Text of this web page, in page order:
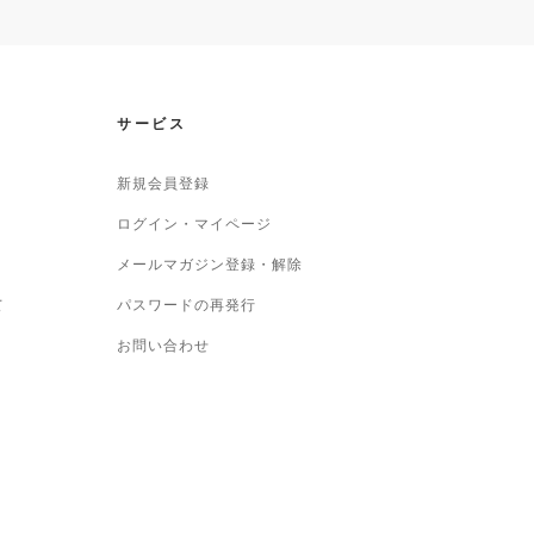
サービス
新規会員登録
ログイン・マイページ
メールマガジン登録・解除
パスワードの再発行
お問い合わせ